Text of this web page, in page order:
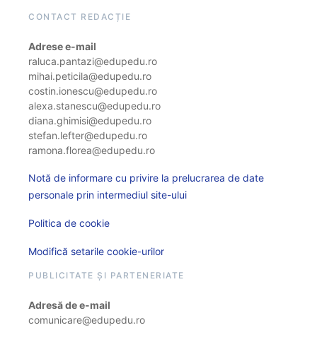
CONTACT REDACȚIE
Adrese e-mail
raluca.pantazi@edupedu.ro
mihai.peticila@edupedu.ro
costin.ionescu@edupedu.ro
alexa.stanescu@edupedu.ro
diana.ghimisi@edupedu.ro
stefan.lefter@edupedu.ro
ramona.florea@edupedu.ro
Notă de informare cu privire la prelucrarea de date
personale prin intermediul site-ului
Politica de cookie
Modifică setarile cookie-urilor
PUBLICITATE ȘI PARTENERIATE
Adresă de e-mail
comunicare@edupedu.ro